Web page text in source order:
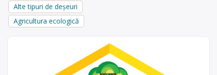
Alte tipuri de deșeuri
Agricultura ecologică